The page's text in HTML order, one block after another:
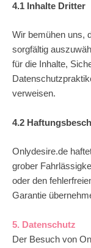
4.1 Inhalte Dritter
Wir bemühen uns,
sorgfältig
für die Inhalte,
verweisen.
4.2
Onlydesire.de
grober
oder den
Garantie
5. Datenschutz
Der Besuch von